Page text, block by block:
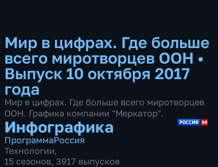
Мир в цифрах. Где больше
всего миротворцев ООН •
Выпуск 10 октября 2017
года
Мир в цифрах. Где больше всего миротворцев
ООН. Графика компании "Меркатор".
Инфографика
ПрограммаРоссия
Технологии,
15 сезонов, 3917 выпусков